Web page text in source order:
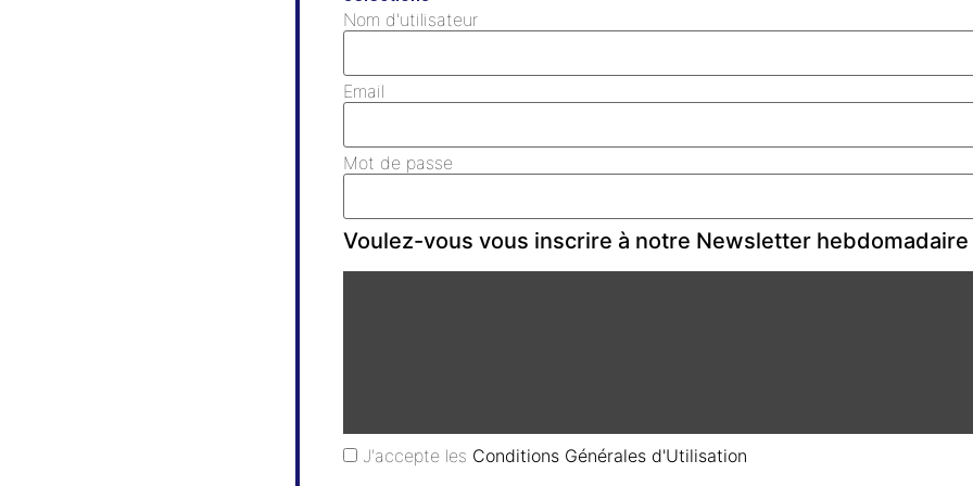
Nom d'utilisateur
Email
Mot de passe
Voulez-vous vous inscrire à notre Newsletter hebdomadaire
J'accepte les Conditions Générales d'Utilisation